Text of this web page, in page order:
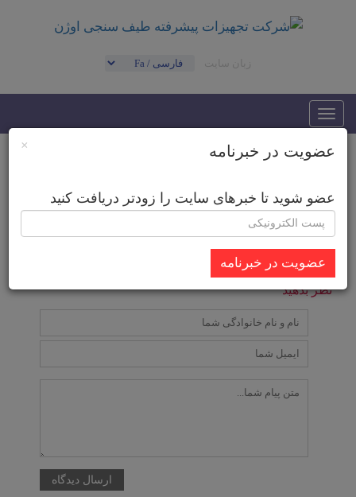
× عضویت در خبرنامه
عضو شوید تا خبرهای سایت را زودتر دریافت کنید
عضویت در خبرنامه
Toggle
navigation
نظر بدهید